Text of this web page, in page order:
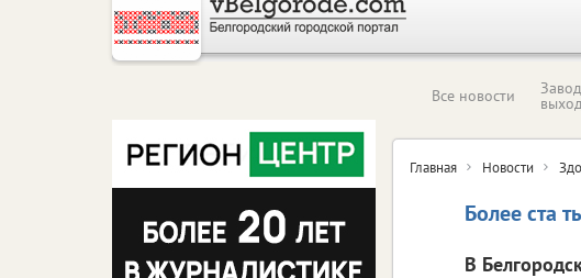
Все новости
Главная Новости
Более ста
В